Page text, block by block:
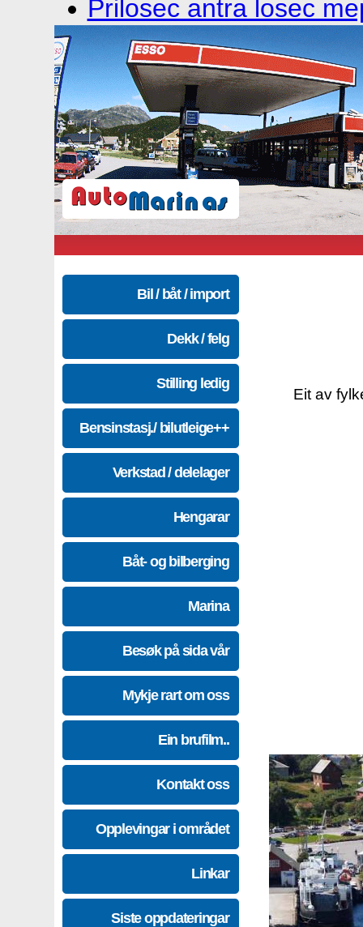
Prilosec antra losec
Bil / båt / import
Dekk / felg
Stilling ledig
Bensinstasj./ bilutleige++
Verkstad / delelager
Hengarar
Båt- og bilberging
Marina
Besøk på sida vår
Mykje rart om oss
Ein brufilm..
Kontakt oss
Opplevingar i området
Linkar
Siste oppdateringar
Eit av